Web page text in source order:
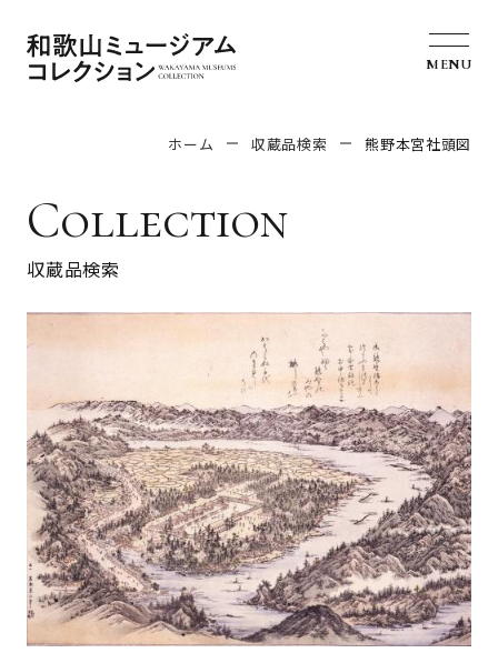
MENU
ホーム 収蔵品検索 熊野本宮社頭図
Collection
収蔵品検索